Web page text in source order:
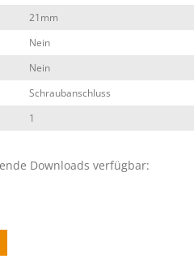
21mm
Nein
Nein
Schraubanschluss
1
Downloads verfügbar: